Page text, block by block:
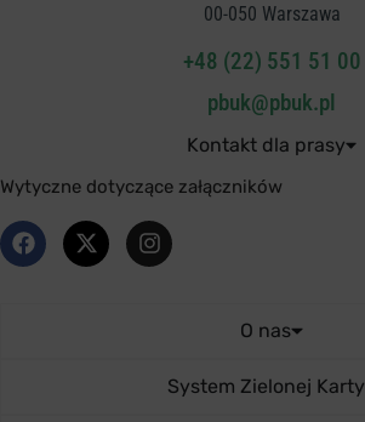
00-050 Warszawa
+48 (22) 551 51 00
pbuk@pbuk.pl
Kontakt dla prasy
Wytyczne dotyczące załączników
O nas
System Zielonej Karty